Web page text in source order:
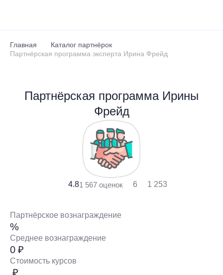
Главная
Каталог партнёрок
Партнёрская программа эксперта Ирина Фрейд
Партнёрская программа Ирины
Фрейд
4.81 567 оценок 6 1 253
Партнёрское вознаграждение
%
Среднее вознаграждение
0 ₽
Стоимость курсов
₽